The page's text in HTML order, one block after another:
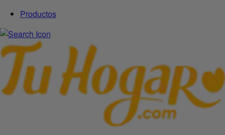
Productos